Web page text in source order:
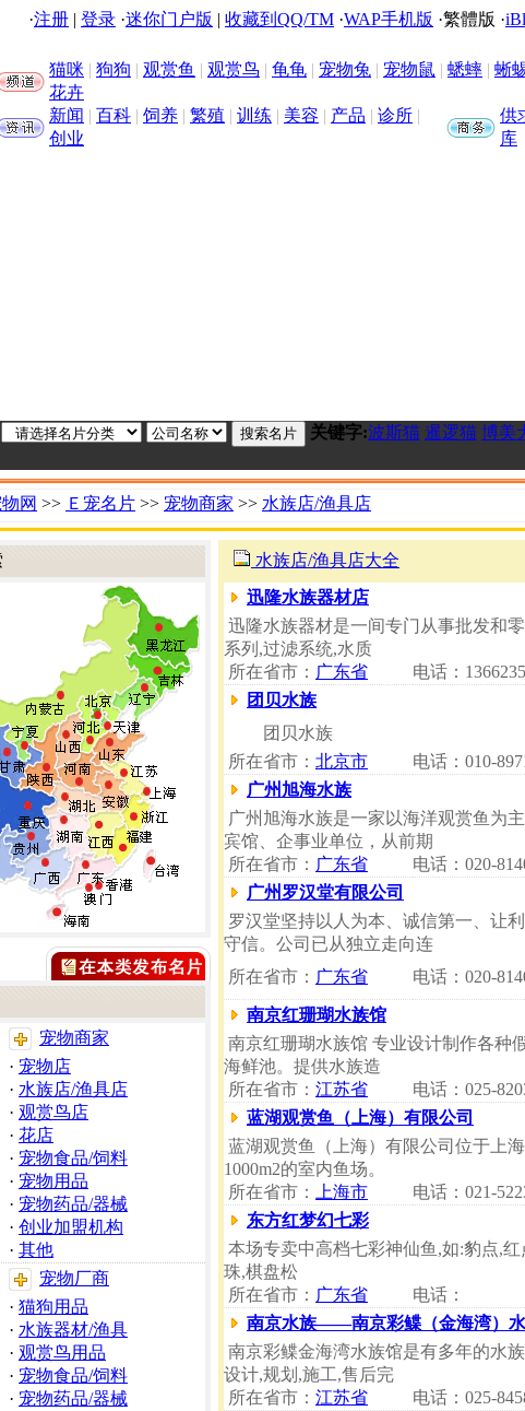
·注册 | 登录 ·迷你门户版 | 收藏到QQ/TM ·WAP手机版 ·繁體版 ·
猫咪 | 狗狗 | 观赏鱼 | 观赏鸟 | 龟龟 | 宠物兔 | 宠物鼠 | 蟋蟀 | 蜥
花卉
新闻 | 百科 | 饲养 | 繁殖 | 训练 | 美容 | 产品 | 诊所 |
创业
供
库
关键字:波斯猫 暹逻猫 博美
网 >> Ｅ宠名片 >> 宠物商家 >> 水族店/渔具店
宠物商家
· 宠物店
· 水族店/渔具店
· 观赏鸟店
· 花店
· 宠物食品/饲料
· 宠物用品
· 宠物药品/器械
· 创业加盟机构
· 其他
宠物厂商
· 猫狗用品
· 水族器材/渔具
· 观赏鸟用品
· 宠物食品/饲料
· 宠物药品/器械
水族店/渔具店大全
迅隆水族器材店
迅隆水族器材是一间专门从事批发和
系列,过滤系统,水质
所在省市： 广东省 电话：
团贝水族
团贝水族
所在省市： 北京市 电话：010-
广州旭海水族
广州旭海水族是一家以海洋观赏鱼为
宾馆、企事业单位，从前期
所在省市： 广东省 电话：020-
广州罗汉堂有限公司
罗汉堂坚持以人为本、诚信第一、让
守信。公司已从独立走向连
所在省市： 广东省 电话：020-
南京红珊瑚水族馆
南京红珊瑚水族馆 专业设计制作各种
海鲜池。提供水族造
所在省市： 江苏省 电话：025-
蓝湖观赏鱼（上海）有限公司
蓝湖观赏鱼（上海）有限公司位于上
1000m2的室内鱼场。
所在省市：
上海市 电话：021-
东方红梦幻七彩
本场专卖中高档七彩神仙鱼,如:豹点,
珠,棋盘松
所在省市： 广东省 电话：
南京水族——南京彩鲽（金海湾）
南京彩鲽金海湾水族馆是有多年的水
设计,规划,施工,售后完
所在省市： 江苏省 电话：025-